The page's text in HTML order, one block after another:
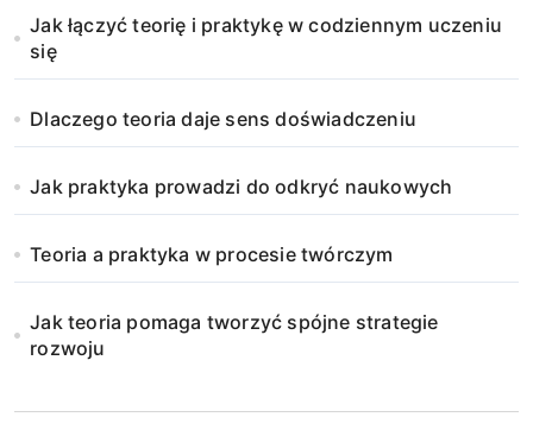
Jak łączyć teorię i praktykę w codziennym uczeniu
się
Dlaczego teoria daje sens doświadczeniu
Jak praktyka prowadzi do odkryć naukowych
Teoria a praktyka w procesie twórczym
Jak teoria pomaga tworzyć spójne strategie
rozwoju